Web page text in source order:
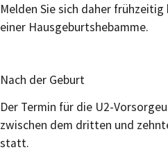
Melden Sie sich daher
einer Hausgeburtshebamme.
Nach der Geburt
Der Termin für die U2-
zwischen dem dritten und
statt.